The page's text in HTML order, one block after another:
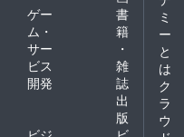
ゲー
ム・
サー
ビス
開発
書
籍
・
雑
誌
出
版
ミ
ー
と
は
ク
ラ
ウ